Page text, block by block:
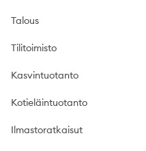
Talous
Tilitoimisto
Kasvintuotanto
Kotieläintuotanto
Ilmastoratkaisut